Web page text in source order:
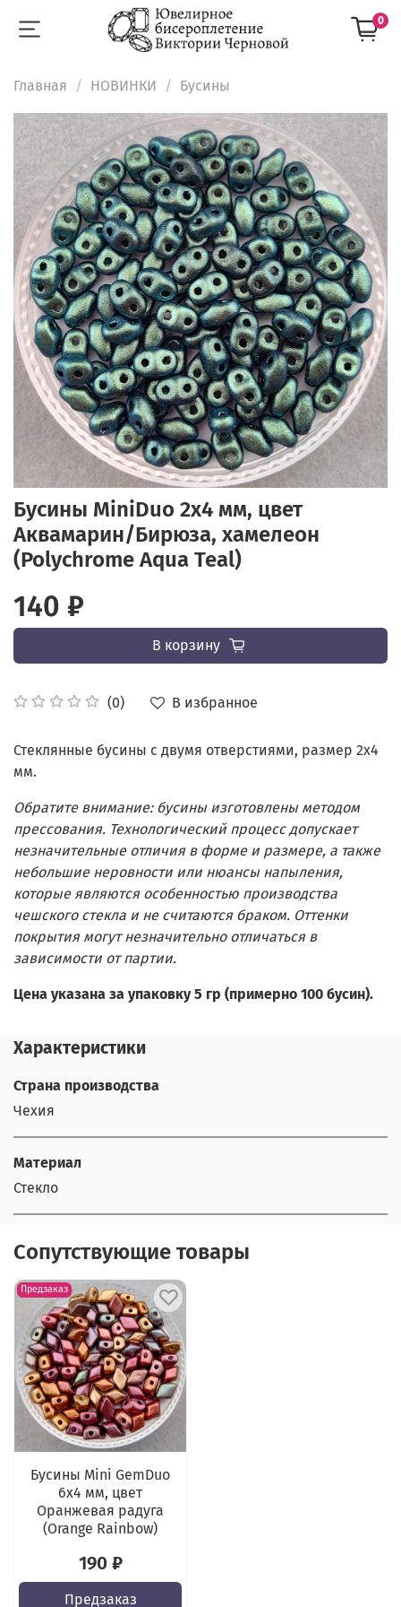
0
Главная НОВИНКИ Бусины
Бусины MiniDuo 2x4 мм, цвет
Аквамарин/Бирюза, хамелеон
(Polychrome Aqua Teal)
(0) В избранное
140 ₽
В корзину
Стеклянные бусины с двумя отверстиями, размер 2x4
мм.
Обратите внимание: бусины изготовлены методом
прессования. Технологический процесс допускает
незначительные отличия в форме и размере, а также
небольшие неровности или нюансы напыления,
которые являются особенностью производства
чешского стекла и не считаются браком. Оттенки
покрытия могут незначительно отличаться в
зависимости от партии.
Цена указана за упаковку 5 гр (примерно 100 бусин).
Характеристики
Страна производства
Чехия
Материал
Стекло
Сопутствующие товары
Предзаказ
Бусины Mini GemDuo
6x4 мм, цвет
Оранжевая радуга
(Orange Rainbow)
190 ₽
Предзаказ